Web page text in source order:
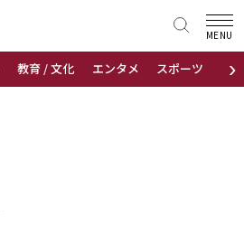
›
教育 / 文化 エンタメ スポーツ 地域
MENU